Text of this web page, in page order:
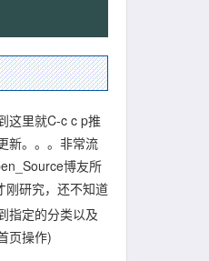
这里就C-c c p推
新。。。非常流
博友所
刚研究，还不知道
指定的分类以及
页操作)